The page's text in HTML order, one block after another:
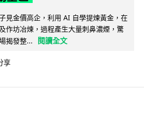
見金價高企，利用 AI 自學提煉黃金，在
作坊冶煉，過程產生大量刺鼻濃煙，驚
揭發整...
閱讀全文
享